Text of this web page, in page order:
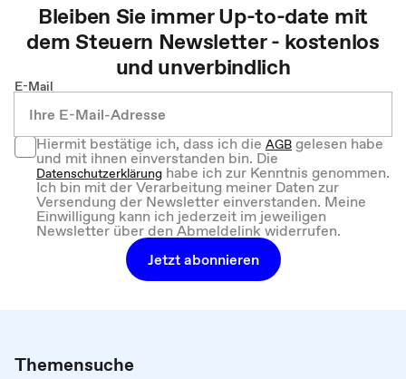
Bleiben Sie immer Up-to-date mit
demSteuern Newsletter - kostenlos
und unverbindlich
E-Mail
Hiermit bestätige ich, dass ich dieAGBgelesen habe
und mit ihnen einverstanden bin. Die
Datenschutzerklärung habe ich zur Kenntnis genommen.
Ich bin mit der Verarbeitung meiner Daten zur
Versendung der Newsletter einverstanden. Meine
Einwilligung kann ich jederzeit im jeweiligen
Newsletter über den Abmeldelink widerrufen.
Jetzt abonnieren
Themensuche